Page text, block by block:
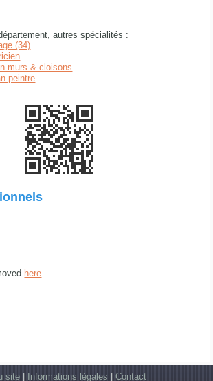
autres spécialités :
(34)
murs & cloisons
peintre
here
site| Informations légales Contact